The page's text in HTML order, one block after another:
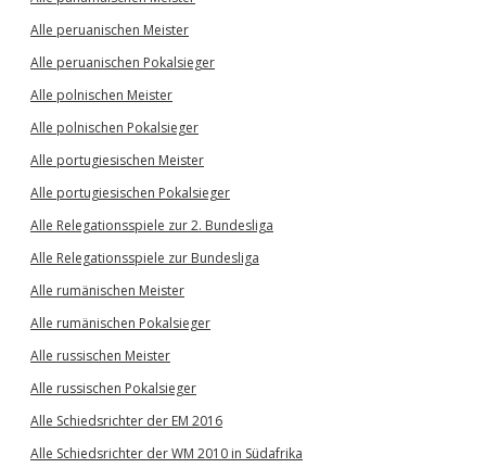
Alle peruanischen Meister
Alle peruanischen Pokalsieger
Alle polnischen Meister
Alle polnischen Pokalsieger
Alle portugiesischen Meister
Alle portugiesischen Pokalsieger
Alle Relegationsspiele zur 2. Bundesliga
Alle Relegationsspiele zur Bundesliga
Alle rumänischen Meister
Alle rumänischen Pokalsieger
Alle russischen Meister
Alle russischen Pokalsieger
Alle Schiedsrichter der EM 2016
Alle Schiedsrichter der WM 2010 in Südafrika